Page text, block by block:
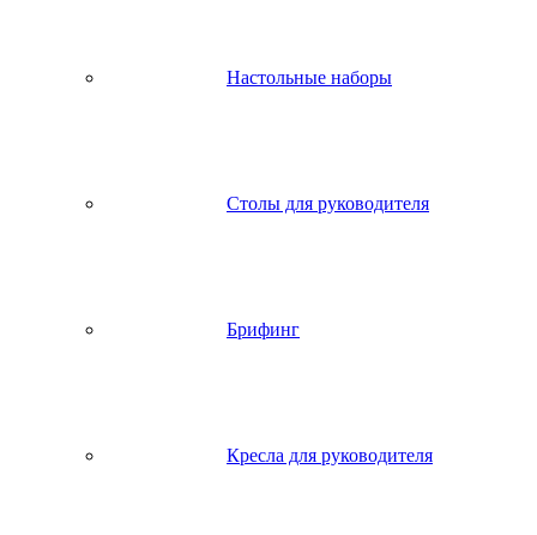
Настольные наборы
Столы для руководителя
Брифинг
Кресла для руководителя